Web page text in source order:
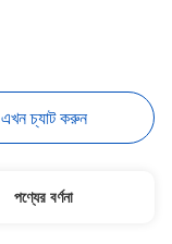
এখন চ্যাট করুন
পণ্যের বর্ণনা